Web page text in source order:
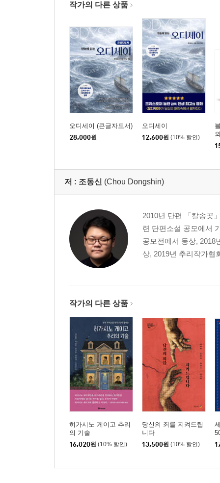
작가의 다른 상품
오디세이 (큰글자도서)
28,000원
오디세이
12,600원 (10% 할인)
저 : 조동신 (Chou Dongshin)
2010년 단편 「칼송곳
련 단편소설 공모에서
공모전에서 동상, 2018
상, 2019년 추리작가협
작가의 다른 상품
히가시노 게이고 추리
의 기술
16,020원 (10% 할인)
당신의 죄를 지켜드립
니다
13,500원 (10% 할인)